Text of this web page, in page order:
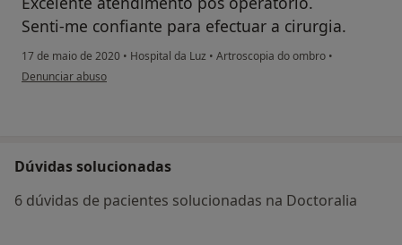
Senti-me confiante para efectuar a cirurgia.
17 de maio de 2020 • Hospital da Luz • Artroscopia do ombro •
na opinião do utilizador Francisco Carvalho
Denunciar abuso
Dúvidas solucionadas
6 dúvidas de pacientes solucionadas na Doctoralia